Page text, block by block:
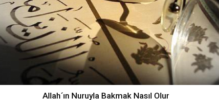
Allah´ın Nuruyla Bakmak Nasıl Olur